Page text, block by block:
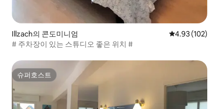
Illzach의 콘도미니엄 평점 4.93점(5
4.93 (102)
# 주차장이 있는 스튜디오 좋은 위치 #
슈퍼호스트
슈퍼호스트